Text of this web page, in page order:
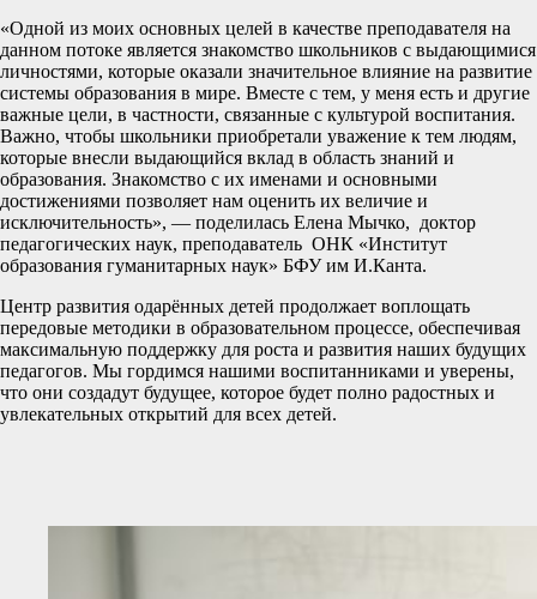
«Одной из моих основных целей в качестве преподавателя на
данном потоке является знакомство школьников с выдающимися
личностями, которые оказали значительное влияние на развитие
системы образования в мире. Вместе с тем, у меня есть и другие
важные цели, в частности, связанные с культурой воспитания.
Важно, чтобы школьники приобретали уважение к тем людям,
которые внесли выдающийся вклад в область знаний и
образования. Знакомство с их именами и основными
достижениями позволяет нам оценить их величие и
исключительность», — поделилась Елена Мычко, доктор
педагогических наук, преподаватель ОНК «Институт
образования гуманитарных наук» БФУ им И.Канта.
Центр развития одарённых детей продолжает воплощать
передовые методики в образовательном процессе, обеспечивая
максимальную поддержку для роста и развития наших будущих
педагогов. Мы гордимся нашими воспитанниками и уверены,
что они создадут будущее, которое будет полно радостных и
увлекательных открытий для всех детей.